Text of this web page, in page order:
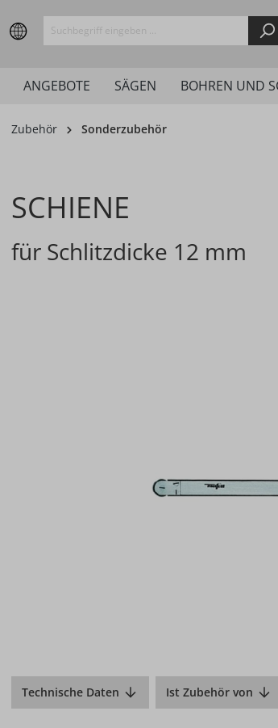
Zur Hauptnavigation springen
ANGEBOTE SÄGEN BOHREN UND
Zubehör Sonderzubehör
SCHIENE
für Schlitzdicke 12 mm
Technische Daten Ist Zubehör von